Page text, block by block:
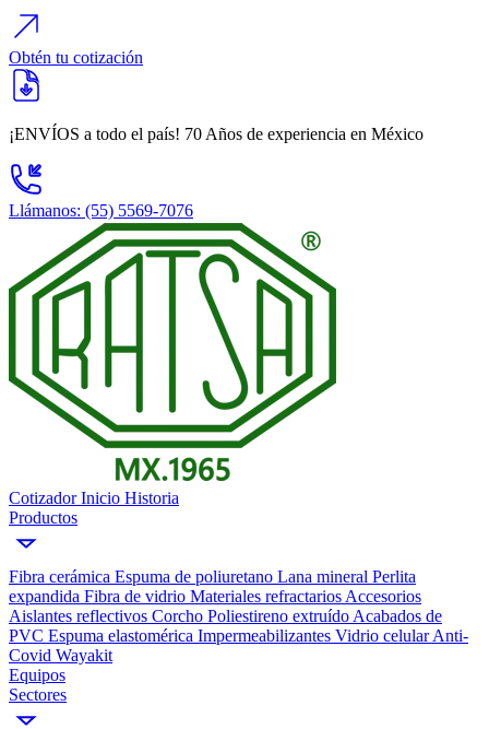
Obtén tu cotización
¡ENVÍOS a todo el país! 70 Años de experiencia en México
Llámanos: (55) 5569-7076
CotizadorInicio Historia
Productos
Fibra cerámica Espuma de poliuretano Lana mineral Perlita
expandida Fibra de vidrio Materiales refractarios Accesorios
Aislantes reflectivos Corcho Poliestireno extruído Acabados de
PVC Espuma elastomérica Impermeabilizantes Vidrio celularAnti-
Covid Wayakit
Equipos
Sectores